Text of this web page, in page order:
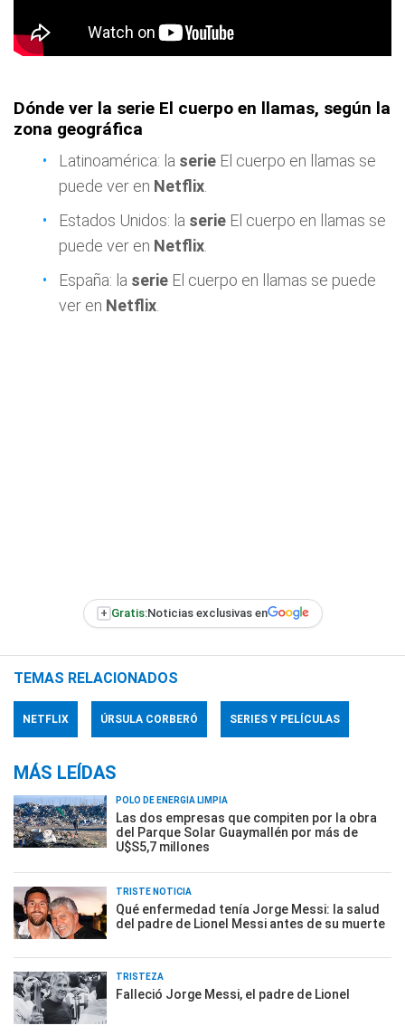
Dónde ver la serie El cuerpo en llamas, según la
zona geográfica
Latinoamérica: la serie El cuerpo en llamas se
puede ver en Netflix
Estados Unidos: la serie El cuerpo en llamas se
puede ver en Netflix
España: la serie El cuerpo en llamas se puede
ver en Netflix
+ Gratis:Noticias exclusivas en
TEMAS RELACIONADOS
NETFLIX ÚRSULA CORBERÓ SERIES Y PELÍCULAS
MÁS LEÍDAS
POLO DE ENERGÍA LIMPIA
Las dos empresas que compiten por la obra
del Parque Solar Guaymallén por más de
U$S5,7 millones
TRISTE NOTICIA
Qué enfermedad tenía Jorge Messi: la salud
del padre de Lionel Messi antes de su muerte
TRISTEZA
Falleció Jorge Messi, el padre de Lionel